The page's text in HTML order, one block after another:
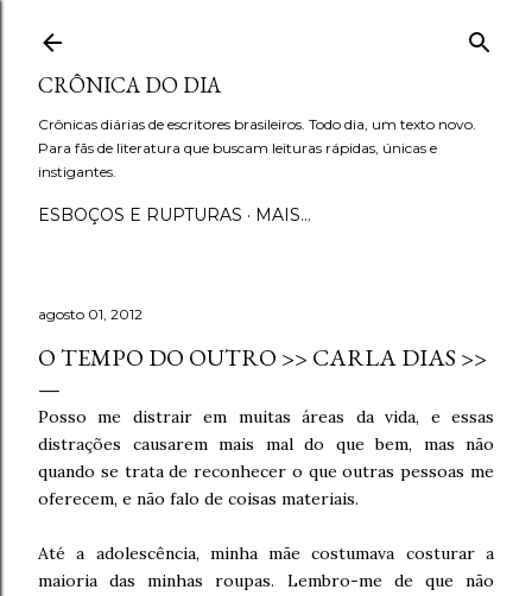
CRÔNICA DO DIA
Crônicas diárias de escritores brasileiros. Todo dia, um texto novo.
Para fãs de literatura que buscam leituras rápidas, únicas e
instigantes.
ESBOÇOS E RUPTURAS MAIS…
agosto 01, 2012
O TEMPO DO OUTRO >> CARLA DIAS >>
Posso me distrair em muitas áreas da vida, e essas
distrações causarem mais mal do que bem, mas não
quando se trata de reconhecer o que outras pessoas me
oferecem, e não falo de coisas materiais.
Até a adolescência, minha mãe costumava costurar a
maioria das minhas roupas. Lembro-me de que não